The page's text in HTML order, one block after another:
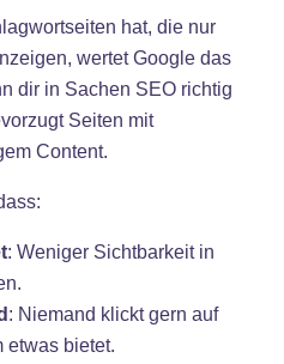
hat, die nur
wertet Google das
dir in Sachen SEO richtig
Seiten mit
Content.
: Weniger Sichtbarkeit in
: Niemand klickt gern auf
etwas bietet.